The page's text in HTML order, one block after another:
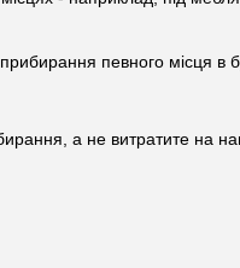
певного місця в
а не витратите на